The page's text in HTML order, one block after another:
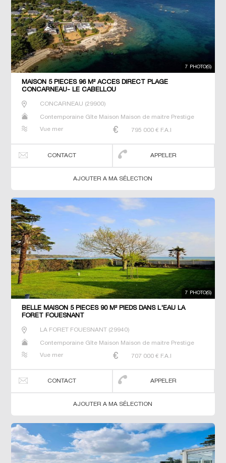
7 PHOTO(S)
MAISON 5 PIECES 96 M² ACCES DIRECT PLAGE
CONCARNEAU- LE CABELLOU
CONCARNEAU (29900)
Contemporaine Gîte Maison Maison de maitre Prestige
Vue mer
795 000 € F.A.I
CONTACT APPELER
AJOUTER A MA SÉLECTION
7 PHOTO(S)
BELLE MAISON 5 PIECES 90 M² PIEDS DANS L'EAU LA
FORET FOUESNANT
LA FORET FOUESNANT(29940)
Contemporaine Gîte Maison Maison de maitre Prestige
Vue mer
707 000 € F.A.I
CONTACT APPELER
AJOUTER A MA SÉLECTION